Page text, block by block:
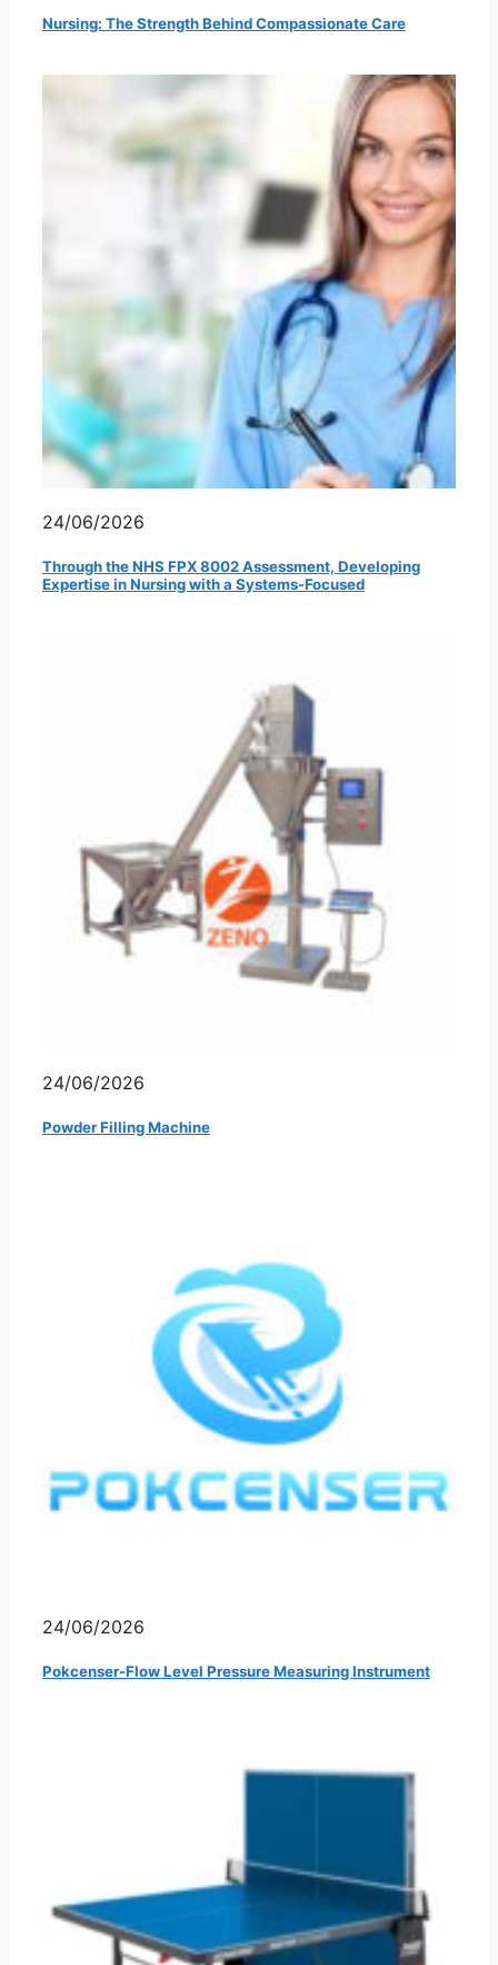
Nursing: The Strength Behind Compassionate Care
24/06/2026
Through the NHS FPX 8002 Assessment, Developing
Expertise in Nursing with a Systems-Focused
24/06/2026
Powder Filling Machine
24/06/2026
Pokcenser-Flow Level Pressure Measuring Instrument